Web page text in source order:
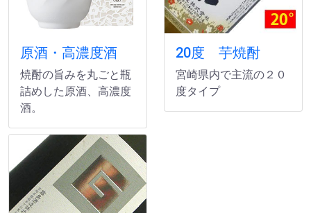
原酒・高濃度酒
焼酎の旨みを丸ごと瓶
詰めした原酒、高濃度
酒。
20度 芋焼酎
宮崎県内で主流の２０
度タイプ